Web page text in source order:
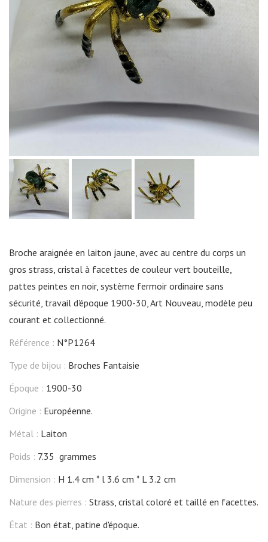
Broche araignée en laiton jaune, avec au centre du corps un
gros strass, cristal à facettes de couleur vert bouteille,
pattes peintes en noir, système fermoir ordinaire sans
sécurité, travail d'époque 1900-30, Art Nouveau, modèle peu
courant et collectionné.
Référence : N°P1264
Type de bijou : Broches Fantaisie
Époque : 1900-30
Origine : Européenne.
Métal : Laiton
Poids : 7.35 grammes
Dimension : H 1.4 cm l 3.6 cm
L 3.2 cm
Nature des pierres : Strass, cristal coloré et taillé en facettes.
État : Bon état, patine d'époque.